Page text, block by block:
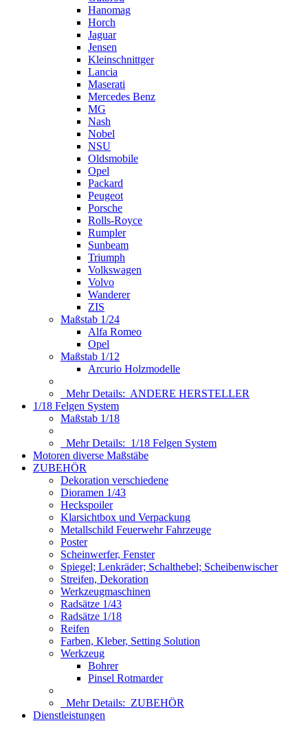
Hanomag
Horch
Jaguar
Jensen
Kleinschnittger
Lancia
Maserati
Mercedes Benz
MG
Nash
Nobel
NSU
Oldsmobile
Opel
Packard
Peugeot
Porsche
Rolls-Royce
Rumpler
Sunbeam
Triumph
Volkswagen
Volvo
Wanderer
ZIS
Maßstab 1/24
Alfa Romeo
Opel
Maßstab 1/12
Arcurio Holzmodelle
Mehr Details: ANDERE HERSTELLER
1/18 Felgen System
Maßstab 1/18
Mehr Details: 1/18 Felgen System
Motoren diverse Maßstäbe
ZUBEHÖR
Dekoration verschiedene
Dioramen 1/43
Heckspoiler
Klarsichtbox und Verpackung
Metallschild Feuerwehr Fahrzeuge
Poster
Scheinwerfer, Fenster
Spiegel; Lenkräder; Schalthebel; Scheibenwischer
Streifen, Dekoration
Werkzeugmaschinen
Radsätze 1/43
Radsätze 1/18
Reifen
Farben, Kleber, Setting Solution
Werkzeug
Bohrer
Pinsel Rotmarder
Mehr Details: ZUBEHÖR
Dienstleistungen